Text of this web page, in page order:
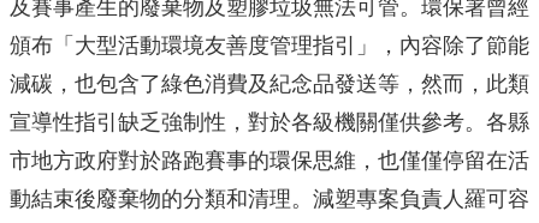
及賽事產生的廢棄物及塑膠垃圾無法可管。環保署曾經
頒布「大型活動環境友善度管理指引」，內容除了節能
減碳，也包含了綠色消費及紀念品發送等，然而，此類
宣導性指引缺乏強制性，對於各級機關僅供參考。各縣
市地方政府對於路跑賽事的環保思維，也僅僅停留在活
動結束後廢棄物的分類和清理。減塑專案負責人羅可容